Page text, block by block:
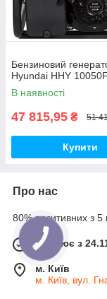
Бензиновий
Hyundai HHY
В наявності
47 815,95 ₴ 51
Купити
Про нас
80% позитивних з 5
Працює з
м. Київ
м. Київ, вул.